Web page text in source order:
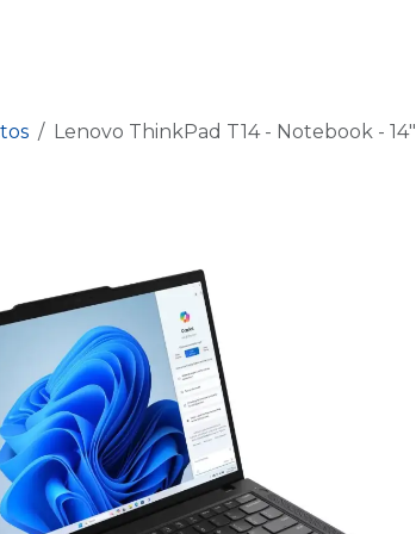
Lenovo ThinkPad T14 - Notebook - 14"